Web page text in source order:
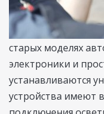
старых моделях
электроники и
устанавливаются
устройства имеют